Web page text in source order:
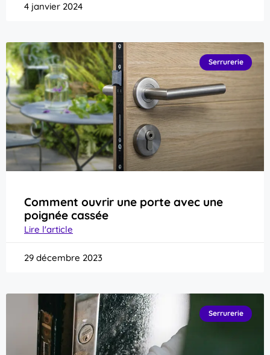
4 janvier 2024
Serrurerie
Comment ouvrir une porte avec une
poignée cassée
Lire l'article
29 décembre 2023
Serrurerie